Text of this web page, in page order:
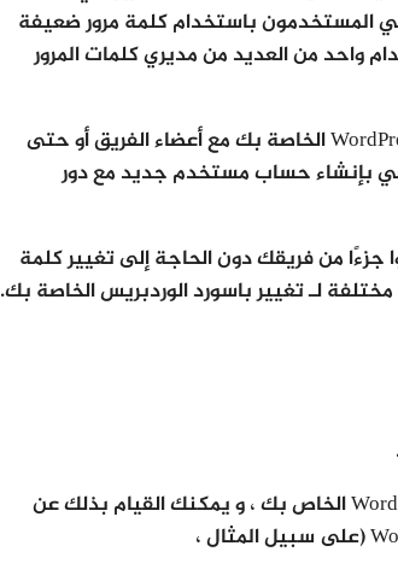
المستخدمون باستخدام كلمة مرور ضعيفة
واحد من العديد من مديري كلمات المرور
في بعض الأحيان قد يكون من المغري مشاركة كلمات مرور WordPress الخاصة بك مع أعضاء الفريق أو حتى
بإنشاء حساب مستخدم جديد مع دور
من فريقك دون الحاجة إلى تغيير كلمة
لـ تغيير باسورد الوردبريس الخاصة بك.
أول شيء عليك القيام به هو تسجيل الدخول إلى موقع WordPress الخاص بك ، و يمكنك القيام بذلك عن
طريق إدخال عنوان URL الخاص بتسجيل الدخول إلى WordPress (على سبيل المثال ،